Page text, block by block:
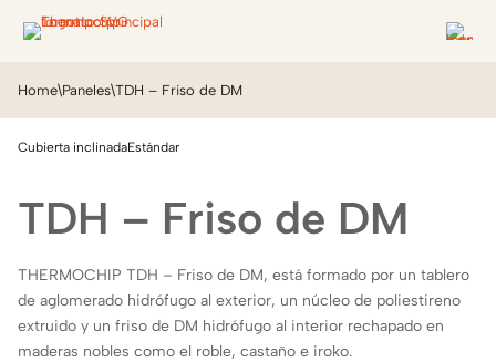
Home\Paneles\TDH – Friso de DM
Cubierta inclinadaEstándar
TDH – Friso de DM
THERMOCHIP TDH – Friso de DM, está formado por un tablero
de aglomerado hidrófugo al exterior, un núcleo de poliestireno
extruido y un friso de DM hidrófugo al interior rechapado en
maderas nobles como el roble, castaño e iroko.